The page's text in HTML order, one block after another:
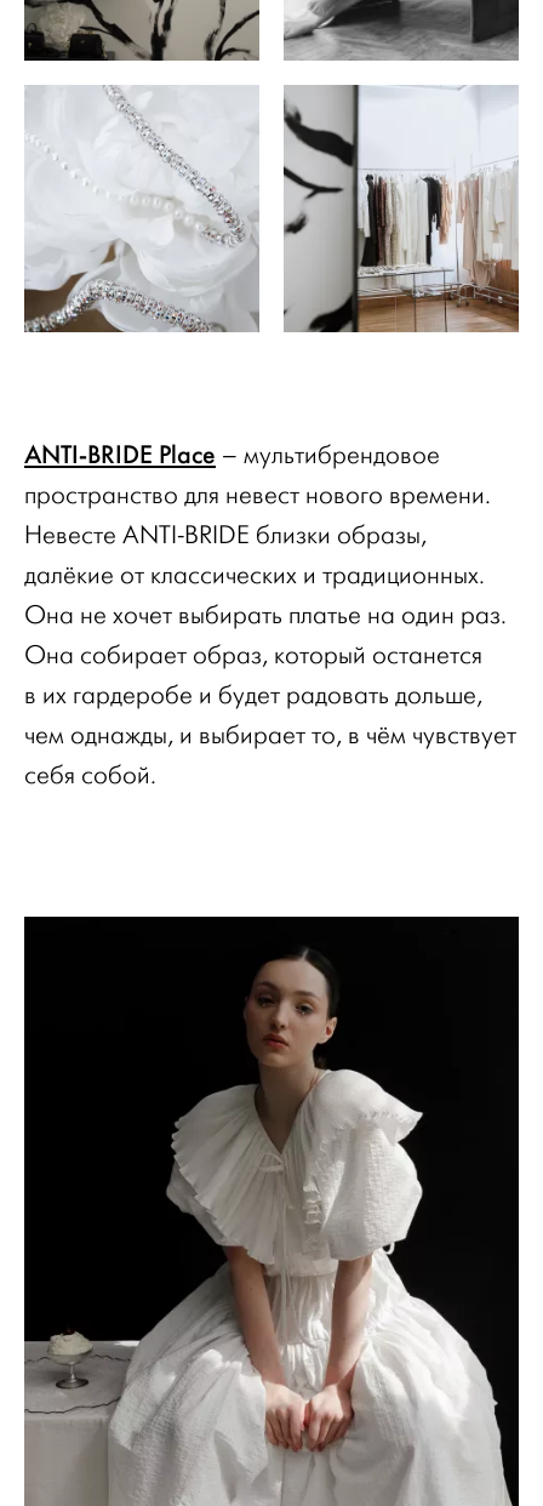
ANTI-BRIDE Place – мультибрендовое
пространство для невест нового времени.
Невесте ANTI-BRIDE близки образы,
далёкие от классических и традиционных.
Она не хочет выбирать платье на один раз.
Она собирает образ, который останется
в их гардеробе и будет радовать дольше,
чем однажды, и выбирает то, в чём чувствует
себя собой.